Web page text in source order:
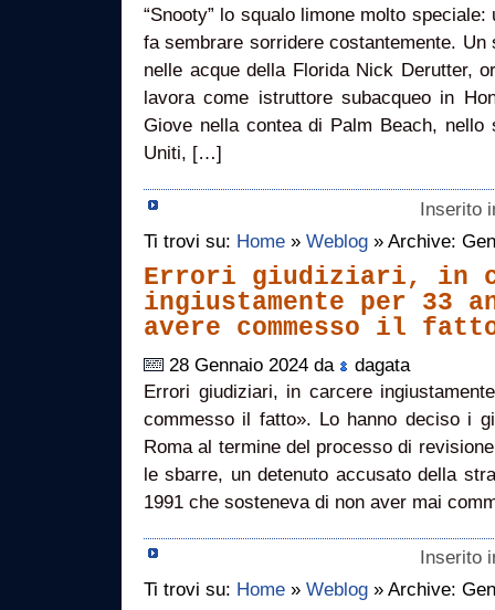
“Snooty” lo squalo limone molto
fa sembrare sorridere costantemente. Un
nelle acque della Florida Nick Derutter,
lavora come istruttore subacqueo in
Giove nella contea di Palm Beach, nello
Uniti, […]
Inserito
Ti trovi su: Home » Weblog » Archive:
Errori giudiziari, in
ingiustamente per 33
avere commesso il
28 Gennaio 2024 da
dagata
Errori giudiziari, in carcere
commesso il fatto». Lo hanno deciso i
Roma al termine del processo di
le sbarre, un detenuto accusato della
1991 che sosteneva di non aver mai
Inserito
Ti trovi su: Home » Weblog » Archive: